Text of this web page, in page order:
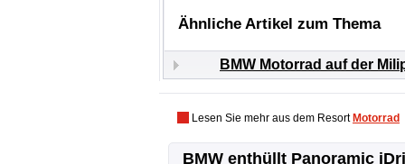
Ähnliche Artikel zum Thema
BMW Motorrad auf der
Lesen Sie mehr aus dem Resort Motorrad
BMW enthüllt Panoramic